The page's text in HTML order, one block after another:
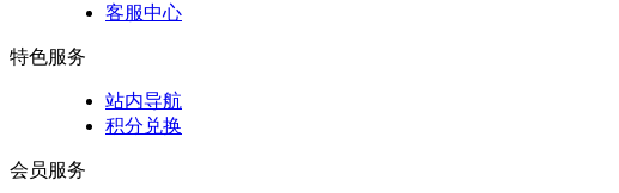
客服中心
特色服务
站内导航
积分兑换
会员服务